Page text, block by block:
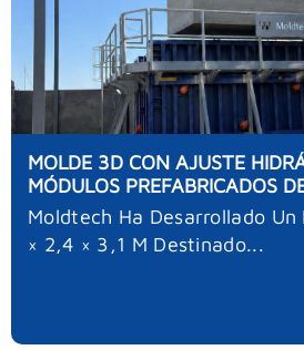
MOLDE 3D CON AJUSTE
MÓDULOS PREFABRICADOS
Moldtech Ha Desarrollado
× 2,4 × 3,1 M Destinado...